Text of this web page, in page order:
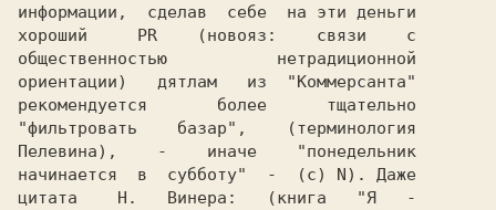
информации,  сделав  себе  на эти деньги
хороший     PR    (новояз:    связи    с
общественностью           нетрадиционной
ориентации)   дятлам   из  "Коммерсанта"
"фильтровать    базар",    (терминология
Пелевина),    -    иначе    "понедельник
начинается  в  субботу"  -  (c) N). Даже
цитата    Н.   Винера:   (книга   "Я   -